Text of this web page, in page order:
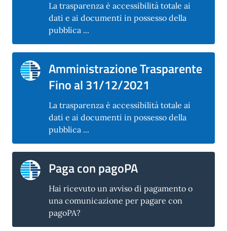
La trasparenza è accessibilità totale ai
dati e ai documenti in possesso della
pubblica ...
Amministrazione Trasparente
Fino al 31/12/2021
La trasparenza è accessibilità totale ai
dati e ai documenti in possesso della
pubblica ...
Paga con pagoPA
Hai ricevuto un avviso di pagamento o
una comunicazione per pagare con
pagoPA?